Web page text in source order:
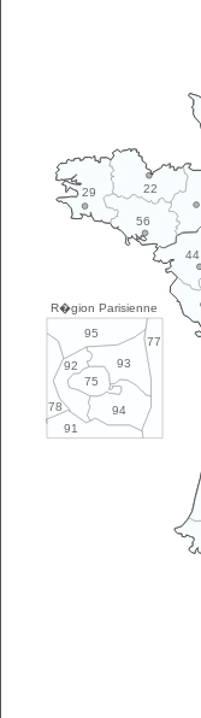
R�gion Parisienne
77
78
91
95
93
75
94
92
22
29
44
56